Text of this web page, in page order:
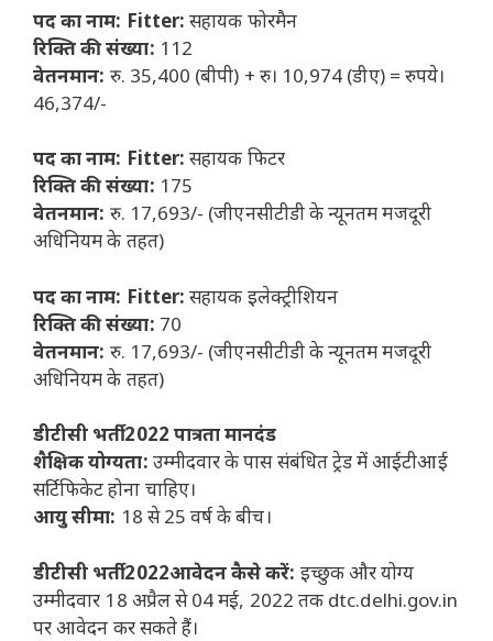
पद का नाम: Fitter:सहायक फोरमैन
रिक्ति की संख्या: 112
वेतनमान: रु. 35,400 (बीपी) + रु। 10,974 (डीए) = रुपये।
46,374/-
पद का नाम: Fitter:सहायक फिटर
रिक्ति की संख्या: 175
वेतनमान: रु. 17,693/- (जीएनसीटीडी के न्यूनतम मजदूरी
अधिनियम के तहत)
पद का नाम: Fitter:सहायक इलेक्ट्रीशियन
रिक्ति की संख्या: 70
वेतनमान: रु. 17,693/- (जीएनसीटीडी के न्यूनतम मजदूरी
अधिनियम के तहत)
डीटीसी भर्ती 2022 पात्रता मानदंड
शैक्षिक योग्यता: उम्मीदवार के पास संबंधित ट्रेड में आईटीआई
सर्टिफिकेट होना चाहिए।
आयु सीमा: 18 से 25 वर्ष के बीच।
डीटीसी भर्ती 2022आवेदन कैसे करें: इच्छुक और योग्य
उम्मीदवार 18 अप्रैल से 04 मई, 2022 तक dtc.delhi.gov.in
पर आवेदन कर सकते हैं।